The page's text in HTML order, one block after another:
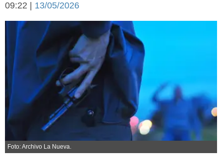
Sociedad y tiempo
libre
Tecnología
Turismo
Salud
Es viral
Fúnebres
Clasificados
Horóscopo
Servicios
09:22 | 13/05/2026
Foto: Archivo La Nueva.